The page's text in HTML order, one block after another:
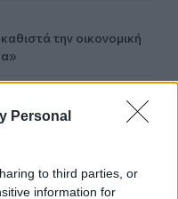
Personal
to third parties, or
information for
την οικονομική
για τους 45ους
στην Ερμακιά